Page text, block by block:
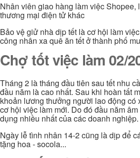
Nhân viên giao hàng làm việc Shopee,
thương mại điện tử khác
Bảo vệ giử nhà dịp tết là cơ hội làm
công nhân xa quê ăn tết ở thành phố
Chợ tốt việc làm 02/
Tháng 2 là tháng đầu tiên sau tết nhu
đầu năm là cao nhất. Sau khi hoàn tất
khoản lương thưởng người lao động có
cơ hội việc làm mới. Do đó đầu năm
dụng nhiều nhất của các doanh nghiệp.
Ngày lễ tình nhân 14-2 cũng là dịp để
tặng hoa - socola...